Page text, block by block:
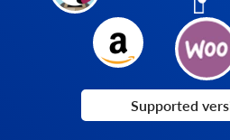
Supported